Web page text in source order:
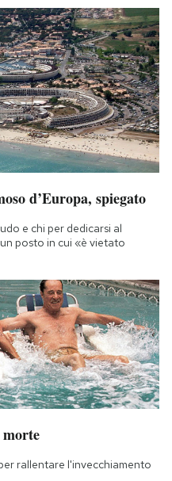
d’Europa, spiegato
e chi per dedicarsi al
posto in cui «è vietato
rallentare l'invecchiamento